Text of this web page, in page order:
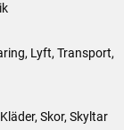
Lyft, Transport,
Skor, Skyltar